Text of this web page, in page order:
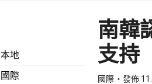
本地
國際
南韓
支持
國際 發佈